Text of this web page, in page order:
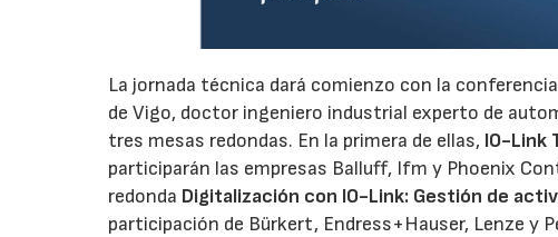
La jornada técnica dará comienzo con la
de Vigo, doctor ingeniero industrial experto de
tres mesas redondas. En la primera de ellas, IO-Link
participarán las empresas Balluff, Ifm y Phoenix
redonda Digitalización con IO-Link: Gestión de
participación de Bürkert, Endress+Hauser, Lenze y